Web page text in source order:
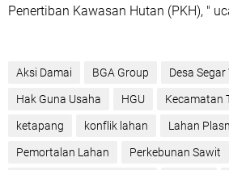
Penertiban Kawasan Hutan (PKH), "
Aksi Damai BGA Group Desa
Hak Guna Usaha HGU Kecamatan
ketapang konflik lahan Lahan
Pemortalan Lahan Perkebunan Sawit